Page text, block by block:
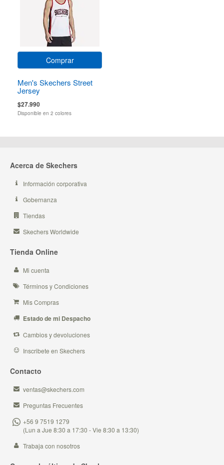
Comprar
Men's Skechers Street
Jersey
$27.990
Disponible en 2 colores
Acerca de Skechers
Información corporativa
Gobernanza
Tiendas
Skechers Worldwide
Tienda Online
Mi cuenta
Términos y Condiciones
Mis Compras
Estado de mi Despacho
Cambios y devoluciones
Inscribete en Skechers
Contacto
ventas@skechers.com
Preguntas Frecuentes
+56 9 7519 1279
(Lun a Jue 8:30 a 17:30 - Vie 8:30 a 13:30)
Trabaja con nosotros